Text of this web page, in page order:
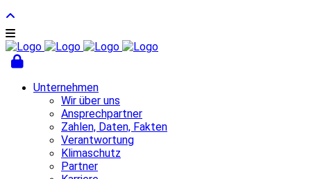
Unternehmen
Wir über uns
Ansprechpartner
Zahlen, Daten, Fakten
Verantwortung
Klimaschutz
Partner